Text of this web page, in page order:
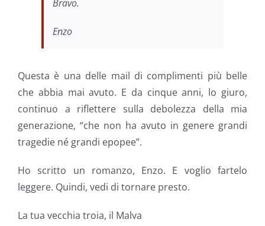
Bravo.
Enzo
Questa è una delle mail di complimenti più belle
che abbia mai avuto. E da cinque anni, lo giuro,
continuo a riflettere sulla debolezza della mia
generazione, “che non ha avuto in genere grandi
tragedie né grandi epopee”.
Ho scritto un romanzo, Enzo. E voglio fartelo
leggere. Quindi, vedi di tornare presto.
La tua vecchia troia, il Malva